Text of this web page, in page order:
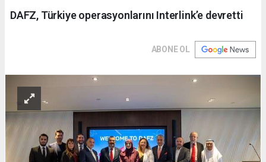
DAFZ, Türkiye operasyonlarını Interlink’e devretti
ABONE OL